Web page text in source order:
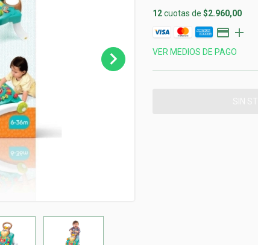
12cuotas de $2.960,00
VER MEDIOS DE PAGO